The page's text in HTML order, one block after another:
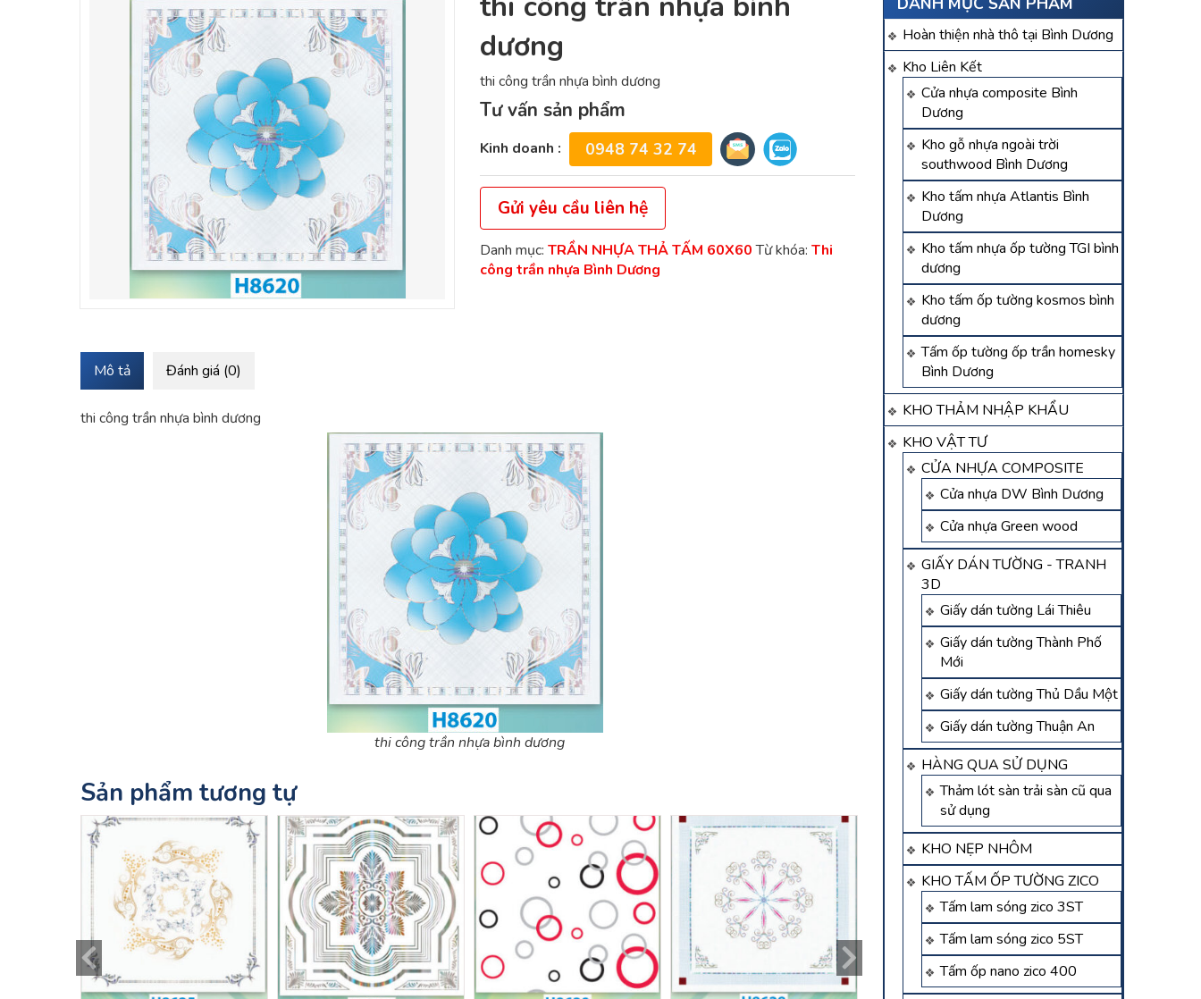
Hoàn thiện nhà thô tại Bình Dương
Kho Liên Kết
Cửa nhựa composite Bình
Dương
Kho gỗ nhựa ngoài trời
southwood Bình Dương
Kho tấm nhựa Atlantis Bình
Dương
Kho tấm nhựa ốp tường TGI bình
dương
Kho tấm ốp tường kosmos bình
dương
Tấm ốp tường ốp trần homesky
Bình Dương
KHO THẢM NHẬP KHẨU
KHO VẬT TƯ
CỬA NHỰA COMPOSITE
Cửa nhựa DW Bình Dương
Cửa nhựa Green wood
GIẤY DÁN TƯỜNG - TRANH
3D
Giấy dán tường Lái Thiêu
Giấy dán tường Thành Phố
Mới
Giấy dán tường Thủ Dầu Một
Giấy dán tường Thuận An
HÀNG QUA SỬ DỤNG
Thảm lót sàn trải sàn cũ qua
sử dụng
KHO NẸP NHÔM
KHO TẤM ỐP TƯỜNG ZICO
Tấm lam sóng zico 3ST
Tấm lam sóng zico 5ST
Tấm ốp nano zico 400
dương
thi công trần nhựa bình dương
Tư vấn sản phẩm
Kinh doanh : 0948 74 32 74
Gửi yêu cầu liên hệ
Danh mục: TRẦN NHỰA THẢ TẤM 60X60 Từ khóa: Thi
công trần nhựa Bình Dương
Mô tả Đánh giá (0)
thi công trần nhựa bình dương
thi công trần nhựa bình dương
Sản phẩm tương tự